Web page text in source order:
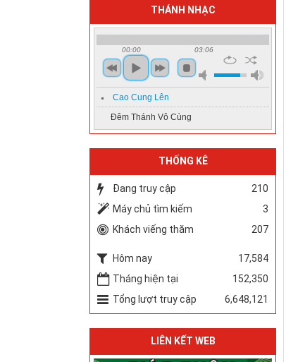
THÁNH NHẠC
00:00 03:06
Cao Cung Lên
Đêm Thánh Vô Cùng
THỐNG KÊ
Đang truy cập
210
Máy chủ tìm kiếm
3
Khách viếng thăm
207
Hôm nay
17,584
Tháng hiện tại
152,350
Tổng lượt truy cập
6,648,121
LIÊN KẾT WEB